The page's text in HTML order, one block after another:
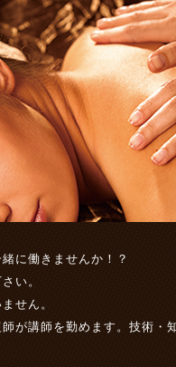
に働きませんか！？
い。
せん。
が講師を勤めます。技術・